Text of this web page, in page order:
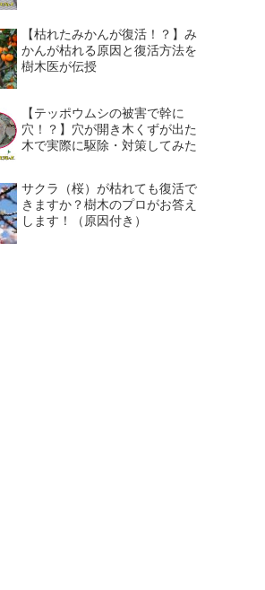
【枯れたみかんが復活！？】み
かんが枯れる原因と復活方法を
樹木医が伝授
【テッポウムシの被害で幹に
穴！？】穴が開き木くずが出た
木で実際に駆除・対策してみた
サクラ（桜）が枯れても復活で
きますか？樹木のプロがお答え
します！（原因付き）